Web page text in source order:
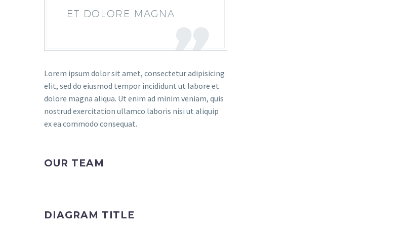
ET DOLORE MAGNA
Lorem ipsum dolor sit amet, consectetur adipisicing
elit, sed do eiusmod tempor incididunt ut labore et
dolore magna aliqua. Ut enim ad minim veniam, quis
nostrud exercitation ullamco laboris nisi ut aliquip
ex ea commodo consequat.
OUR TEAM
DIAGRAM TITLE